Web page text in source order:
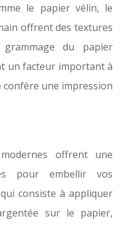
le papier vélin, le
offrent des textures
du papier
un facteur important à
confère une impression
offrent une
pour embellir vos
consiste à appliquer
sur le papier,